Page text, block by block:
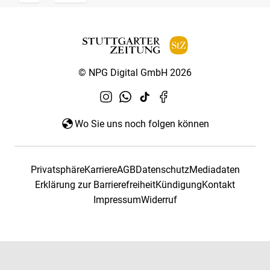
© NPG Digital GmbH 2026
Wo Sie uns noch folgen können
PrivatsphäreKarriereAGBDatenschutzMediadaten
Erklärung zur BarrierefreiheitKündigungKontakt
ImpressumWiderruf